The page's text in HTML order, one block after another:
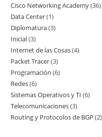
productos
Cisco Networking Academy 3636
Data Center 11
producto
Diplomatura 33
Inicial 33
productos
Internet de las Cosas 44
Packet Tracer 33
productos
Programación 66
Redes 66
productos
Sistemas Operativos y TI 66
Telecomunicaciones 33
Routing y Protocolos de BGP 22